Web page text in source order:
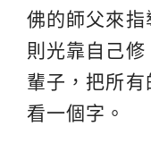
佛的師父來指
則光靠自己
輩子，把所
看一個字。